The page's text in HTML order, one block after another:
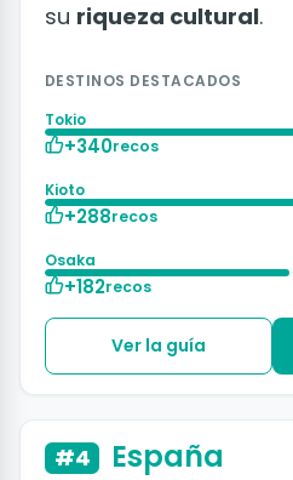
su riqueza cultural.
DESTINOS DESTACADOS
Tokio
+340recos
Kioto
+288recos
Osaka
+182recos
Ver la guía
#4 España